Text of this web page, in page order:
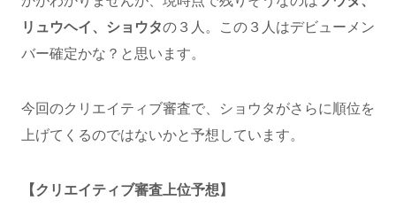
リュウヘイ、ショウタの３人。この３人はデビューメン
バー確定かな？と思います。
今回のクリエイティブ審査で、ショウタがさらに順位を
上げてくるのではないかと予想しています。
【クリエイティブ審査上位予想】